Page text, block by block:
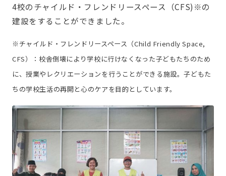
4校のチャイルド・フレンドリースペース（CFS)※の
建設をすることができました。
※チャイルド・フレンドリースペース（Child Friendly Space,
CFS）：校舎倒壊により学校に行けなくなった子どもたちのため
に、授業やレクリエーションを行うことができる施設。子どもた
ちの学校生活の再開と心のケアを目的としています。